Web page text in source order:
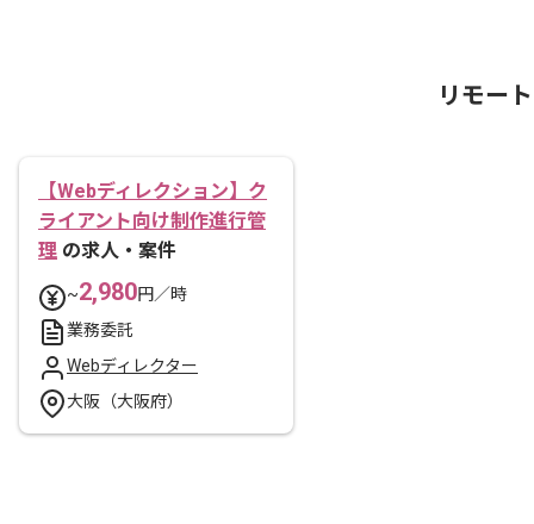
リモー
【Webディレクション】ク
ライアント向け制作進行管
理 の求人・案件
~2,980円／時
業務委託
Webディレクター
大阪（大阪府）